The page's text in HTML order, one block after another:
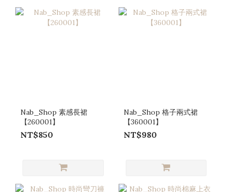
Nab_Shop 素感長裙
【260001】
NT$850
Nab_Shop 格子兩式裙
【360001】
NT$980